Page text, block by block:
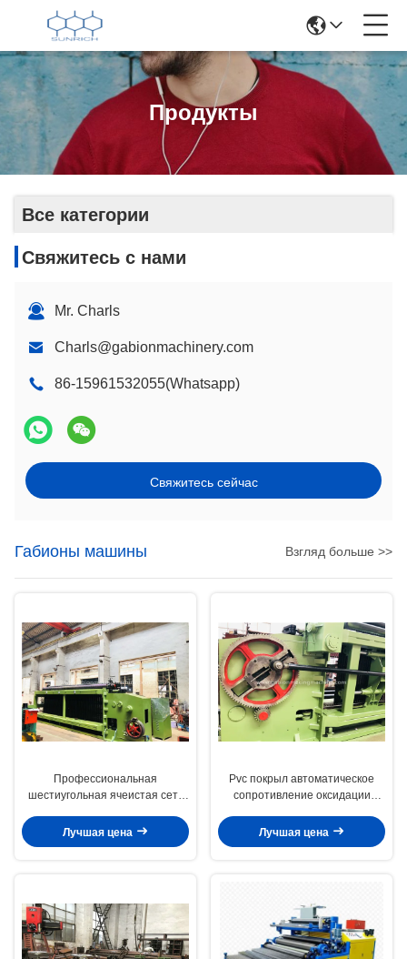
Продукты
Все категории
Свяжитесь с нами
Mr. Charls
Charls@gabionmachinery.com
86-15961532055(Whatsapp)
Свяжитесь сейчас
Габионы машины Взгляд больше >>
Профессиональная
шестиугольная ячеистая сеть
машину ширина 4300 Мм
Лучшая цена
Pvc покрыл автоматическое
сопротивление оксидации
для каменной клетки
Лучшая цена